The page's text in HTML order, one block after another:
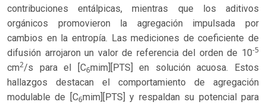
contribuciones entálpicas, mientras que los aditivos
orgánicos promovieron la agregación impulsada por
cambios en la entropía. Las mediciones de coeficiente de
difusión arrojaron un valor de referencia del orden de 10-5
cm2/s para el [C6mim][PTS] en solución acuosa. Estos
hallazgos destacan el comportamiento de agregación
modulable de [C6mim][PTS] y respaldan su potencial para